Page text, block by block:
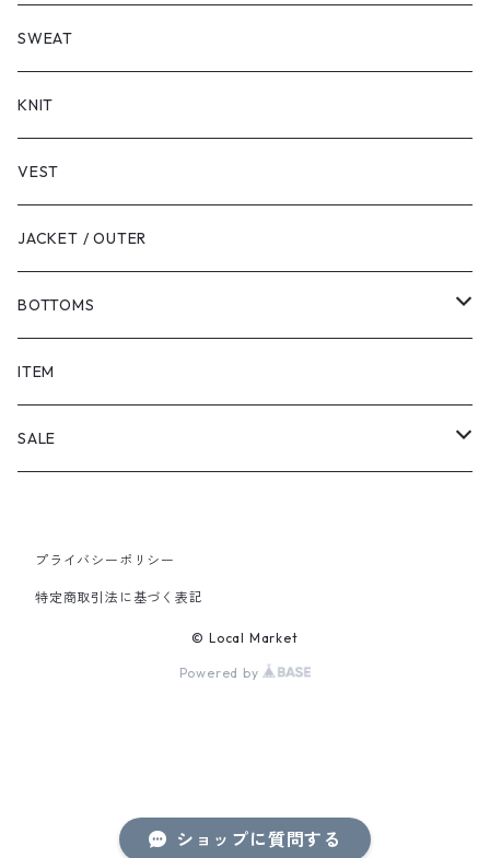
ショップに質問する
LONG SLEEVE
SHORT SLEEVE
LONG SLEEVE
SWEAT
KNIT
VEST
JACKET / OUTER
BOTTOMS
SHORTS
PANTS
ITEM
SALE
PANTS
プライバシーポリシー
特定商取引法に基づく表記
© Local Market
Powered by